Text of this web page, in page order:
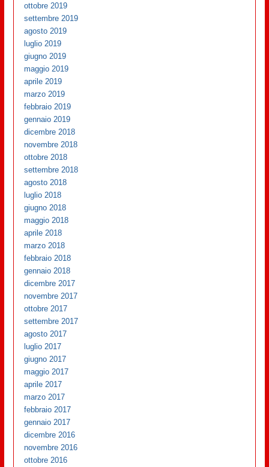
ottobre 2019
settembre 2019
agosto 2019
luglio 2019
giugno 2019
maggio 2019
aprile 2019
marzo 2019
febbraio 2019
gennaio 2019
dicembre 2018
novembre 2018
ottobre 2018
settembre 2018
agosto 2018
luglio 2018
giugno 2018
maggio 2018
aprile 2018
marzo 2018
febbraio 2018
gennaio 2018
dicembre 2017
novembre 2017
ottobre 2017
settembre 2017
agosto 2017
luglio 2017
giugno 2017
maggio 2017
aprile 2017
marzo 2017
febbraio 2017
gennaio 2017
dicembre 2016
novembre 2016
ottobre 2016